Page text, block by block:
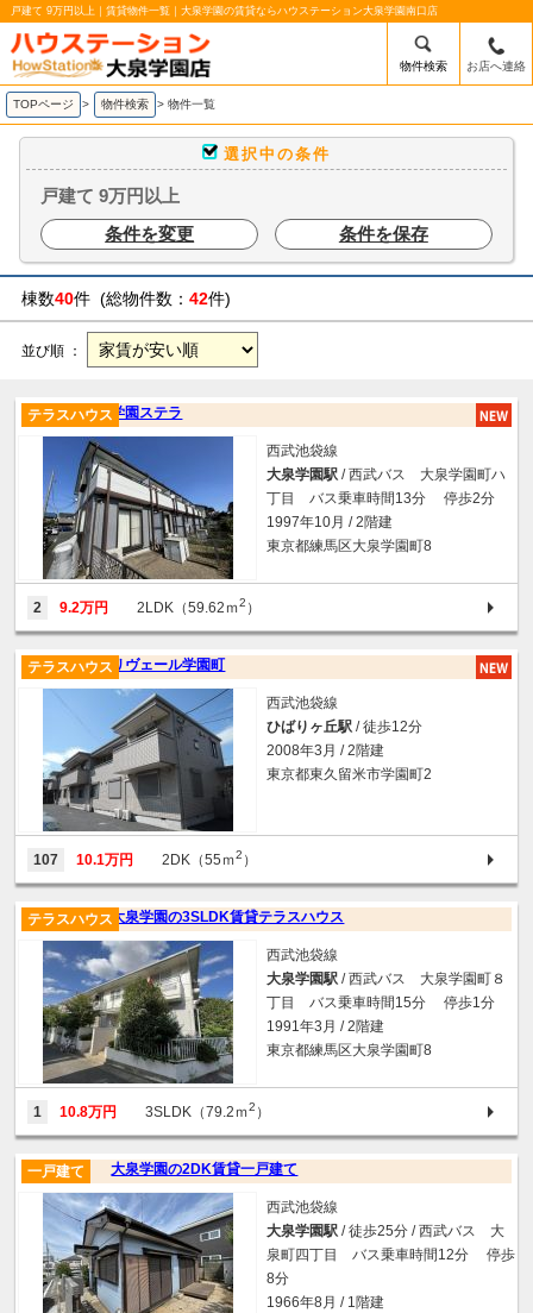
戸建て 9万円以上｜賃貸物件一覧｜大泉学園の賃貸ならハウステーション大泉学園南口店
物件検索 お店へ連絡
TOPページ > 物件検索 > 物件一覧
選択中の条件
戸建て 9万円以上
条件を変更
条件を保存
棟数40件 (総物件数： 42件)
並び順 ：
学園ステラ
テラスハウス
西武池袋線
大泉学園駅 / 西武バス 大泉学園町ハ
丁目 バス乗車時間13分 停歩2分
1997年10月 / 2階建
東京都練馬区大泉学園町8
2 9.2万円 2LDK（59.62ｍ2 ）
リヴェール学園町
テラスハウス
西武池袋線
ひばりヶ丘駅 / 徒歩12分
2008年3月 / 2階建
東京都東久留米市学園町2
107 10.1万円 2DK（55ｍ2 ）
大泉学園の3SLDK賃貸テラスハウス
テラスハウス
西武池袋線
大泉学園駅 / 西武バス 大泉学園町８
丁目 バス乗車時間15分 停歩1分
1991年3月 / 2階建
東京都練馬区大泉学園町8
1 10.8万円 3SLDK（79.2ｍ2 ）
大泉学園の2DK賃貸一戸建て
一戸建て
西武池袋線
大泉学園駅 / 徒歩25分 / 西武バス 大
泉町四丁目 バス乗車時間12分 停歩
8分
1966年8月 / 1階建